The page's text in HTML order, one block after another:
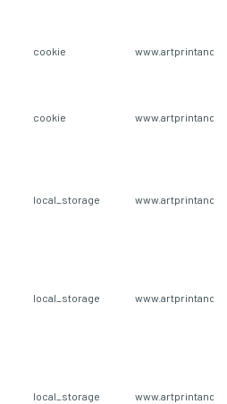
cookie
cookie
local_storage
local_storage
local_storage